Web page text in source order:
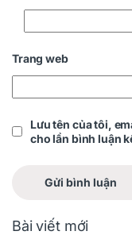
Trang web
Lưu tên của tôi,
cho lần bình luận
Bài viết mới